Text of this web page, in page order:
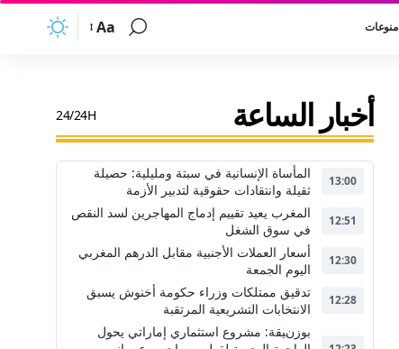
منوعات Aa
أخبار الساعة 24/24H
13:00
المأساة الإنسانية في سبتة ومليلية: حصيلة
ثقيلة وانتقادات حقوقية لتدبير الأزمة
12:51
المغرب يعيد تقييم إدماج المهاجرين لسد النقص
في سوق الشغل
12:30
أسعار العملات الأجنبية مقابل الدرهم المغربي
اليوم الجمعة
12:28
تدقيق ممتلكات وزراء حكومة أخنوش يسبق
الانتخابات التشريعية المرتقبة
بوزنيقة: مشروع استثماري إماراتي يحول